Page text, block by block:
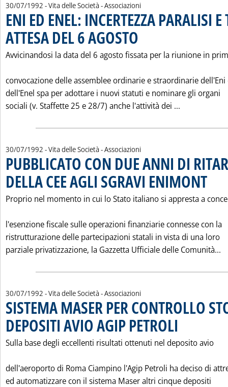
30/07/1992 - Vita delle Società - Associazioni
ENI ED ENEL: INCERTEZZA PARALISI
ATTESA DEL 6 AGOSTO
Avvicinandosi la data del 6 agosto fissata per la riunione in
convocazione delle assemblee ordinarie e straordinarie dell'Eni
dell'Enel spa per adottare i nuovi statuti e nominare gli organi
sociali (v. Staffette 25 e 28/7) anche l'attività dei ...
30/07/1992 - Vita delle Società - Associazioni
PUBBLICATO CON DUE ANNI DI
DELLA CEE AGLI SGRAVI ENIMONT.
Proprio nel momento in cui lo Stato italiano si appresta a
l'esenzione fiscale sulle operazioni finanziarie connesse con la
ristrutturazione delle partecipazioni statali in vista di una loro
parziale privatizzazione, la Gazzetta Ufficiale delle Comunità...
30/07/1992 - Vita delle Società - Associazioni
SISTEMA MASER PER CONTROLLO
DEPOSITI AVIO AGIP PETROLI
Sulla base degli eccellenti risultati ottenuti nel deposito avio
dell'aeroporto di Roma Ciampino l'Agip Petroli ha deciso di
ed automatizzare con il sistema Maser altri cinque depositi